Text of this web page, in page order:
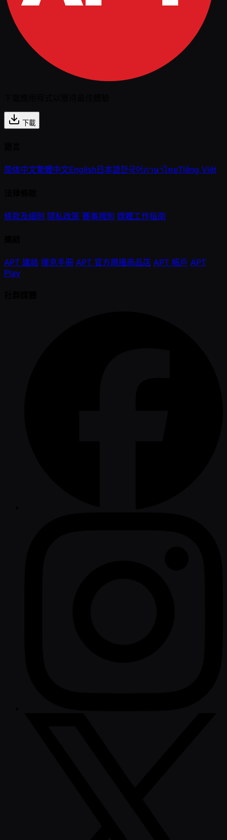
下載
简体中文繁體中文English日本語한국어ภาษาไทยTiếng Việt
條款及細則 隱私政策 賽事規則 媒體工作指南
APT 連結 撲克手冊 APT 官方周邊商品店 APT 帳戶 APT
Play